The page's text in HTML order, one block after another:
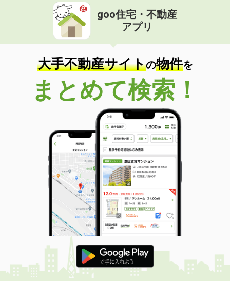
goo住宅・不動産
アプリ
大手不動産サイトの物件を
まとめて検索！